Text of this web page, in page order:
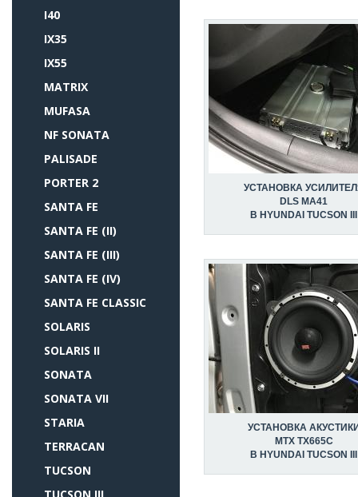
I40
IX35
IX55
MATRIX
MUFASA
NF SONATA
PALISADE
PORTER 2
SANTA FE
SANTA FE (II)
SANTA FE (III)
SANTA FE (IV)
SANTA FE CLASSIC
SOLARIS
SOLARIS II
SONATA
SONATA VII
STARIA
TERRACAN
TUCSON
УСТАНОВКА
DLS MA41
В HYUNDAI TUCSON III
УСТАНОВКА
MTX TX665C
В HYUNDAI TUCSON III